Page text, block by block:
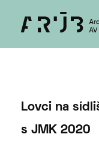
Lovci na
s JMK 2020